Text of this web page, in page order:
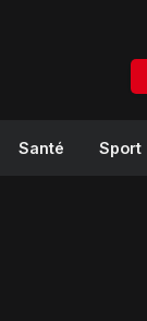
Santé Sport